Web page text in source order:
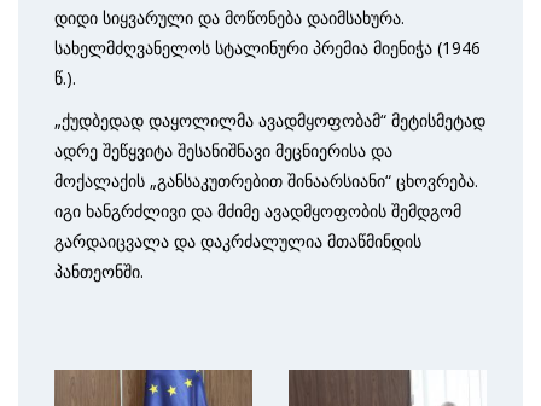
დიდი სიყვარული და მოწონება დაიმსახურა.
სახელმძღვანელოს სტალინური პრემია მიენიჭა (1946
წ.).
„ქუდბედად დაყოლილმა ავადმყოფობამ“ მეტისმეტად
ადრე შეწყვიტა შესანიშნავი მეცნიერისა და
მოქალაქის „განსაკუთრებით შინაარსიანი“ ცხოვრება.
იგი ხანგრძლივი და მძიმე ავადმყოფობის შემდგომ
გარდაიცვალა და დაკრძალულია მთაწმინდის
პანთეონში.